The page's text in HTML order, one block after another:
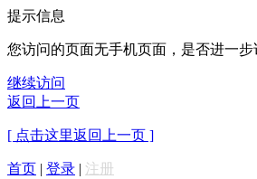
提示信息
您访问的页面无手机页面，是否进一步
继续访问
返回上一页
[ 点击这里返回上一页 ]
首页 | 登录 | 注册